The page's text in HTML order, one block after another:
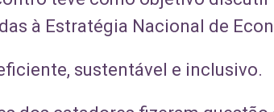
à Estratégia Nacional de
sustentável e inclusivo.